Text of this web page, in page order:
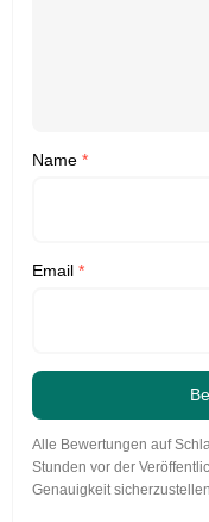
Name *
Email *
Alle Bewertungen auf
Stunden vor der
Genauigkeit